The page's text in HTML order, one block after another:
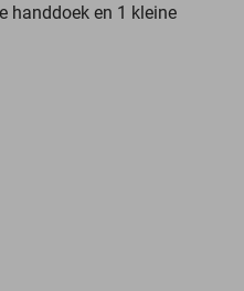
handdoek en 1 kleine